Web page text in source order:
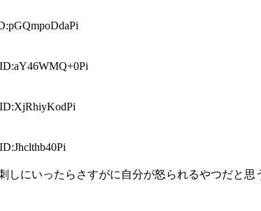
しにいったらさすがに自分が怒られるやつだと